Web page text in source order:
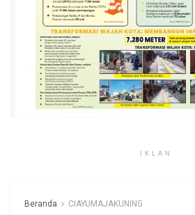
IKLAN
Beranda CIAYUMAJAKUNING